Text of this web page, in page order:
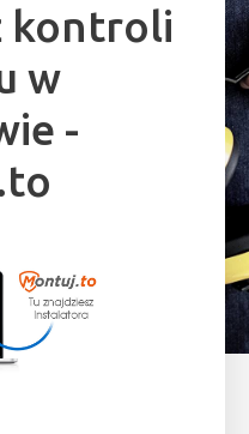
kontroli
w
-